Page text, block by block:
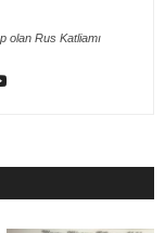
olan Rus Katliamı